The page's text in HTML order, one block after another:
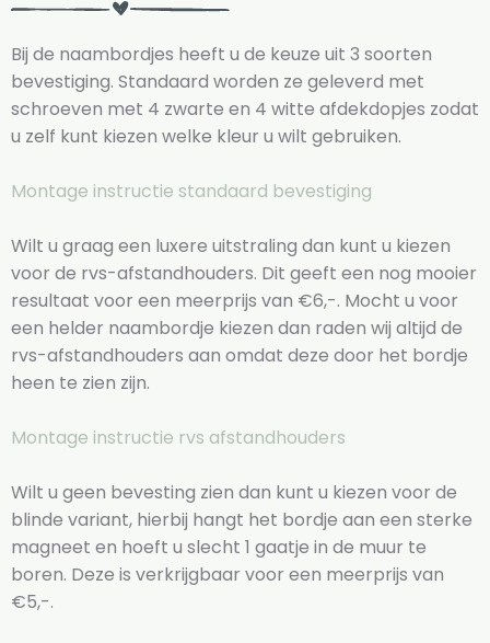
Bij de naambordjes heeft u de keuze uit 3 soorten
bevestiging. Standaard worden ze geleverd met
schroeven met 4 zwarte en 4 witte afdekdopjes zodat
u zelf kunt kiezen welke kleur u wilt gebruiken.
Montage instructie standaard bevestiging
Wilt u graag een luxere uitstraling dan kunt u kiezen
voor de rvs-afstandhouders. Dit geeft een nog mooier
resultaat voor een meerprijs van €6,-. Mocht u voor
een helder naambordje kiezen dan raden wij altijd de
rvs-afstandhouders aan omdat deze door het bordje
heen te zien zijn.
Montage instructie rvs afstandhouders
Wilt u geen bevesting zien dan kunt u kiezen voor de
blinde variant, hierbij hangt het bordje aan een sterke
magneet en hoeft u slecht 1 gaatje in de muur te
boren. Deze is verkrijgbaar voor een meerprijs van
€5,-.